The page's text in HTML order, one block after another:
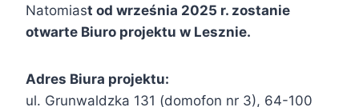
Natomiast od września 2025 r. zostanie
otwarte Biuro projektu w Lesznie.
Adres Biura projektu:
ul. Grunwaldzka 131 (domofon nr 3), 64-100